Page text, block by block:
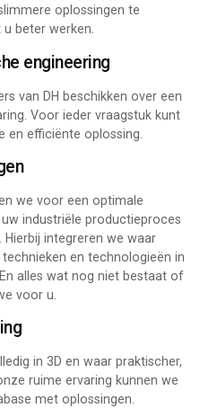
oplossingen te
u beter werken.
engineering
van DH beschikken over een
Voor ieder vraagstuk kunt
en efficiënte oplossing.
we voor een optimale
industriële productieproces
integreren we waar
en technologieën in
alles wat nog niet bestaat of
voor u.
in 3D en waar praktischer,
ruime ervaring kunnen we
met oplossingen.